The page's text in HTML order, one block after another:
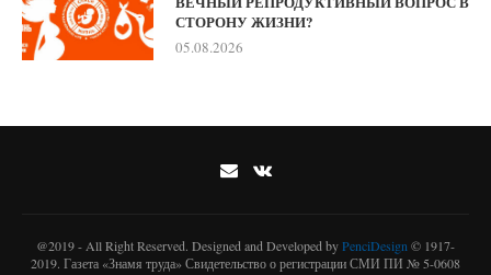
СТОРОНУ ЖИЗНИ?
05.08.2026
@2019 - All Right Reserved. Designed and Developed byPenciDesign© 1917-
2019. Газета «Знамя труда» Свидетельство о регистрации СМИ ПИ № 5-0608